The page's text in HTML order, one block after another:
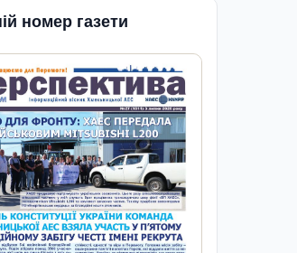
номер газети